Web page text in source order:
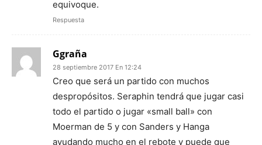
equivoque.
Respuesta
Ggraña
28 septiembre 2017 En 12:24
Creo que será un partido con muchos
despropósitos. Seraphin tendrá que jugar casi
todo el partido o jugar «small ball» con
Moerman de 5 y con Sanders y Hanga
ayudando mucho en el rebote y puede que